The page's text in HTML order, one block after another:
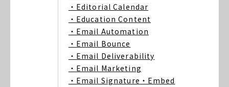
・Editorial Calendar
・Education Content
・Email Automation
・Email Bounce
・Email Deliverability
・Email Marketing
・Email Signature ・Embed